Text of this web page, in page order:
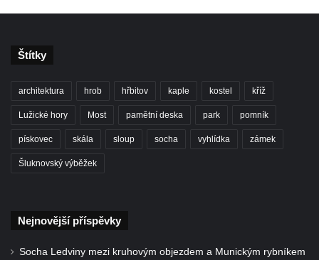
Štítky
architektura hrob hřbitov kaple kostel kříž
Lužické hory Most pamětní deska park pomník
pískovec skála sloup socha vyhlídka zámek
Šluknovský výběžek
Nejnovější příspěvky
Socha Ledviny mezi kruhovým objezdem a Munickým rybníkem